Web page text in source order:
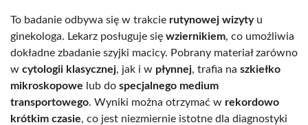
To badanie odbywa się w trakcie rutynowej wizytyu
ginekologa. Lekarz posługuje się wziernikiem, co umożliwia
dokładne zbadanie szyjki macicy. Pobrany materiał zarówno
w cytologii klasycznej, jak i w płynnej, trafia na szkiełko
mikroskopowe lub do specjalnego medium
transportowego. Wyniki można otrzymać w rekordowo
krótkim czasie, co jest niezmiernie istotne dla diagnostyki